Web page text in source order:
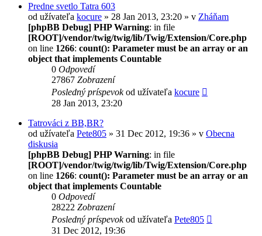
Predne svetlo Tatra 603
od užívateľa kocure » 28 Jan 2013, 23:20 » v Zháňam
[phpBB Debug] PHP Warning: in file
[ROOT]/vendor/twig/twig/lib/Twig/Extension/Core.php
on line 1266: count(): Parameter must be an array or an
object that implements Countable
0 Odpovedí
27867 Zobrazení
Posledný príspevokod užívateľa kocure
28 Jan 2013, 23:20
Tatrováci z BB,BR?
od užívateľa Pete805 » 31 Dec 2012, 19:36 » v Obecna
diskusia
[phpBB Debug] PHP Warning: in file
[ROOT]/vendor/twig/twig/lib/Twig/Extension/Core.php
on line 1266: count(): Parameter must be an array or an
object that implements Countable
0 Odpovedí
28222 Zobrazení
Posledný príspevokod užívateľa Pete805
31 Dec 2012, 19:36